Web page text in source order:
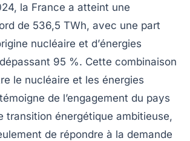
la France a atteint une
de 536,5 TWh, avec une part
nucléaire et d’énergies
dépassant 95 %. Cette combinaison
le nucléaire et les énergies
de l’engagement du pays
transition énergétique ambitieuse,
de répondre à la demande